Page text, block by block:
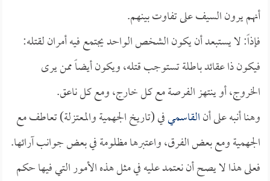
أنهم يرون السيف على تفاوت بينهم.
فإذاً: لا يستبعد أن يكون الشخص الواحد يجتمع فيه أمران لقتله:
فيكون ذا عقائد باطلة تستوجب قتله، ويكون أيضاً ممن يرى
الخروج، أو ينتهز الفرصة مع كل خارج، ومع كل ناعق.
وهنا أنبه على أنالقاسميفي (تاريخ الجهمية والمعتزلة) تعاطف مع
الجهمية ومع بعض الفرق، واعتبرها مظلومة في بعض جوانب آرائها.
فعلى هذا لا يصح أن نعتمد عليه في مثل هذه الأمور التي فيها حكم